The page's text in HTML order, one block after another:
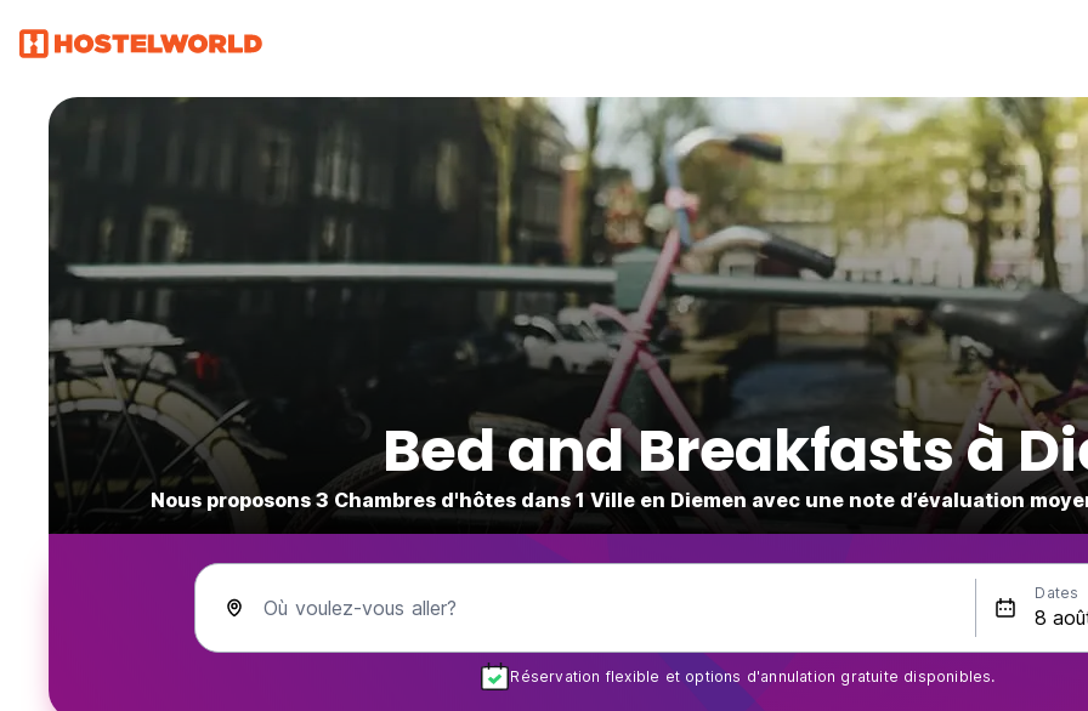
Bed and Breakfasts à
Nous proposons 3 Chambres d'hôtes dans 1 Ville en Diemen avec une note d’évaluation
Où voulez-vous aller?
Dates
Réservation flexible et options d'annulation gratuite disponibles.